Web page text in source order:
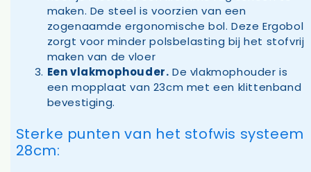
maken. De steel is voorzien van een
zogenaamde ergonomische bol. Deze Ergobol
zorgt voor minder polsbelasting bij het stofvrij
maken van de vloer
Een vlakmophouder. De vlakmophouder is
een mopplaat van 23cm met een klittenband
bevestiging.
Sterke punten van het stofwis systeem
28cm: